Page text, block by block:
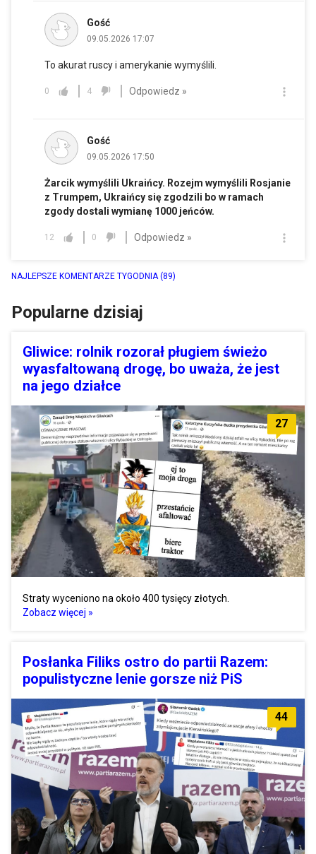
Gość
09.05.2026 17:07
To akurat ruscy i amerykanie wymyślili.
0 4 Odpowiedz »
Gość
09.05.2026 17:50
Żarcik wymyślili Ukraińcy. Rozejm wymyślili Rosjanie
z Trumpem, Ukraińcy się zgodzili bo w ramach
zgody dostali wymianę 1000 jeńców.
12 0 Odpowiedz »
NAJLEPSZE KOMENTARZE TYGODNIA(89)
Popularne dzisiaj
Gliwice: rolnik rozorał pługiem świeżo
wyasfaltowaną drogę, bo uważa, że jest
na jego działce
27
Straty wyceniono na około 400 tysięcy złotych.
Zobacz więcej »
Posłanka Filiks ostro do partii Razem:
populistyczne lenie gorsze niż PiS
44